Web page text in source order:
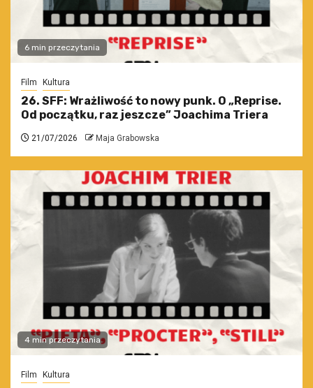
6 min przeczytania
Film Kultura
26. SFF: Wrażliwość to nowy punk. O „Reprise.
Od początku, raz jeszcze” Joachima Triera
21/07/2026 Maja Grabowska
4 min przeczytania
Film Kultura